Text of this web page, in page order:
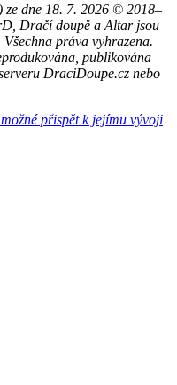
) ze dne 18. 7. 2026 © 2018–
Dračí doupě a Altar jsou
práva vyhrazena.
publikována
DraciDoupe.cz nebo
přispět k jejímu vývoji